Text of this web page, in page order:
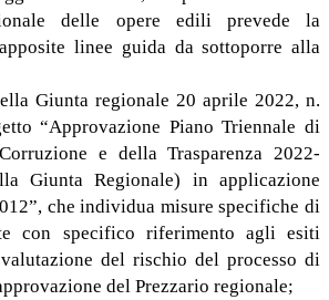
delle opere edili prevede la
linee guida da sottoporre alla
Giunta regionale 20 aprile 2022, n.
“Approvazione Piano Triennale di
e della Trasparenza 2022-
Giunta Regionale) in applicazione
che individua misure specifiche di
con specifico riferimento agli esiti
del rischio del processo di
del Prezzario regionale;